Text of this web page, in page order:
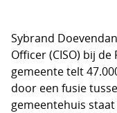
Sybrand
Officer (CISO) bij
gemeente telt
door een fusie
gemeentehuis